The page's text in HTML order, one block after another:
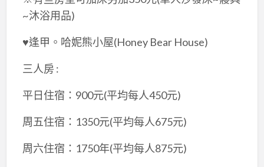
~沐浴用品)
♥逢甲。哈妮熊小屋(Honey Bear House)
三人房 :
平日住宿：900元(平均每人450元)
周五住宿：1350元(平均每人675元)
周六住宿：1750年(平均每人875元)